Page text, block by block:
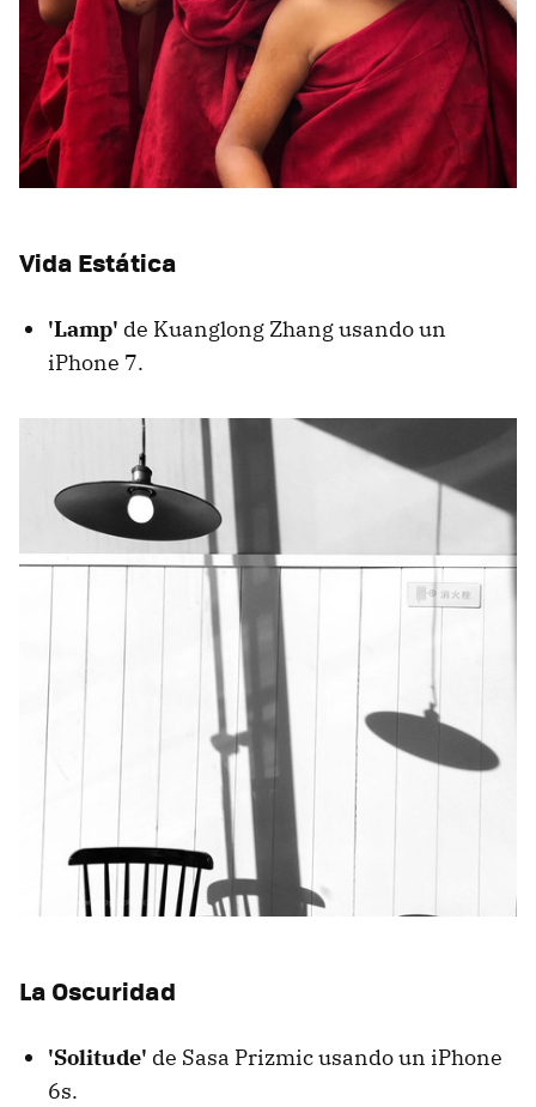
Vida Estática
'Lamp' de Kuanglong Zhang usando un
iPhone 7.
La Oscuridad
'Solitude' de Sasa Prizmic usando un iPhone
6s.